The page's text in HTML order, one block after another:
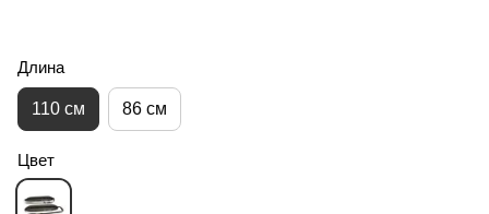
Длина
110 см 86 см
Цвет